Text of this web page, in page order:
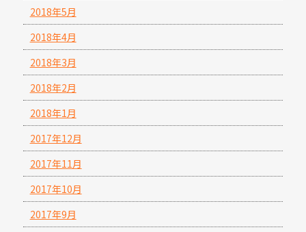
2018年5月
2018年4月
2018年3月
2018年2月
2018年1月
2017年12月
2017年11月
2017年10月
2017年9月